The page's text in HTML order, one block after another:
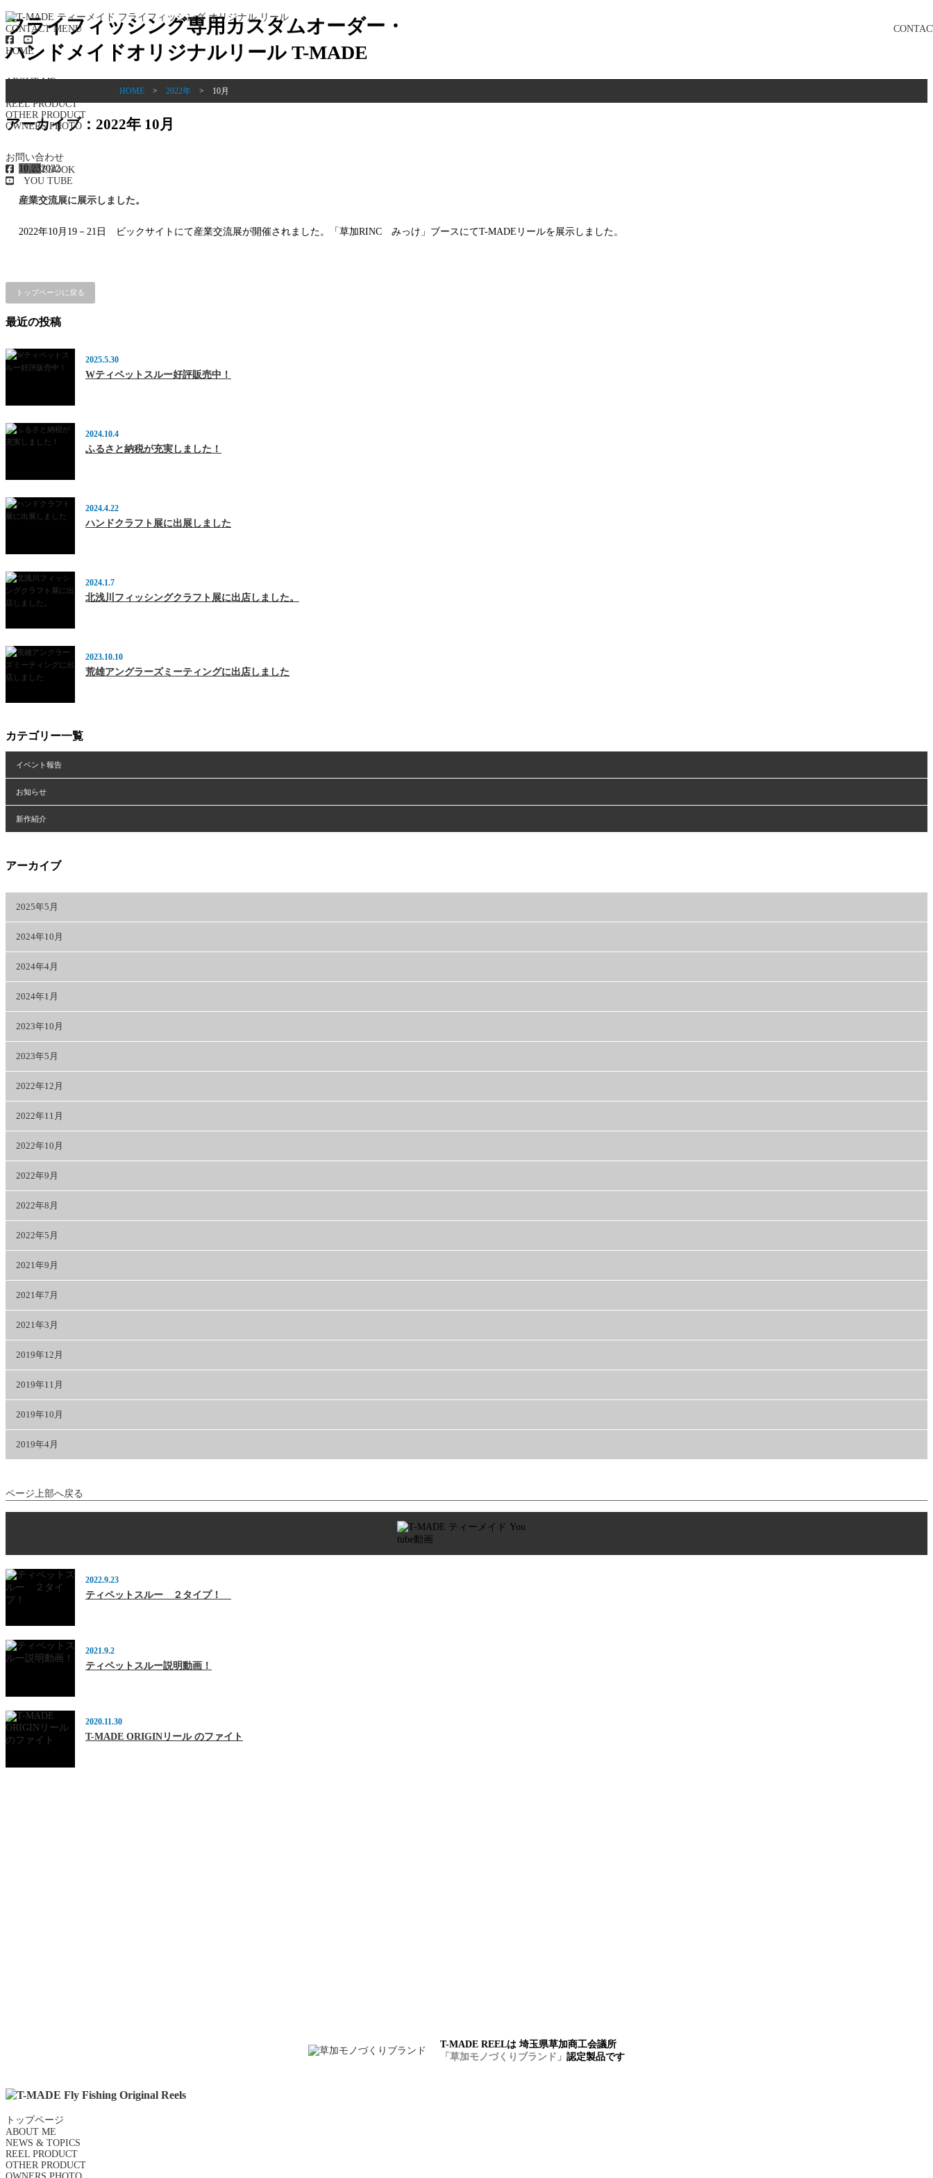
フライフィッシング専用カスタムオーダー・
ハンドメイドオリジナルリール T-MADE
CONTACT MENU
HOME
ABOUT ME
REEL PRODUCT
OTHER PRODUCT
OWNERS PHOTO
お問い合わせ
FACEBOOK
YOU TUBE
HOME > 2022年 > 10月
アーカイブ：2022年 10月
10.232022
産業交流展に展示しました。
2022年10月19－21日 ビックサイトにて産業交流展が開催されました。「草加RINC みっけ」ブースにてT-MADEリールを展示しました。
トップページに戻る
最近の投稿
2025.5.30
Wティペットスルー好評販売中！
2024.10.4
ふるさと納税が充実しました！
2024.4.22
ハンドクラフト展に出展しました
2024.1.7
北浅川フィッシングクラフト展に出店しました。
2023.10.10
荒雄アングラーズミーティングに出店しました
カテゴリー一覧
イベント報告
お知らせ
新作紹介
アーカイブ
2025年5月
2024年10月
2024年4月
2024年1月
2023年10月
2023年5月
2022年12月
2022年11月
2022年10月
2022年9月
2022年8月
2022年5月
2021年9月
2021年7月
2021年3月
2019年12月
2019年11月
2019年10月
2019年4月
ページ上部へ戻る
2022.9.23
ティペットスルー ２タイプ！
2021.9.2
ティペットスルー説明動画！
2020.11.30
T-MADE ORIGINリール のファイト
T-MADE REELは 埼玉県草加商工会議所
「草加モノづくりブランド」 認定製品です
トップページ
ABOUT ME
NEWS & TOPICS
REEL PRODUCT
OTHER PRODUCT